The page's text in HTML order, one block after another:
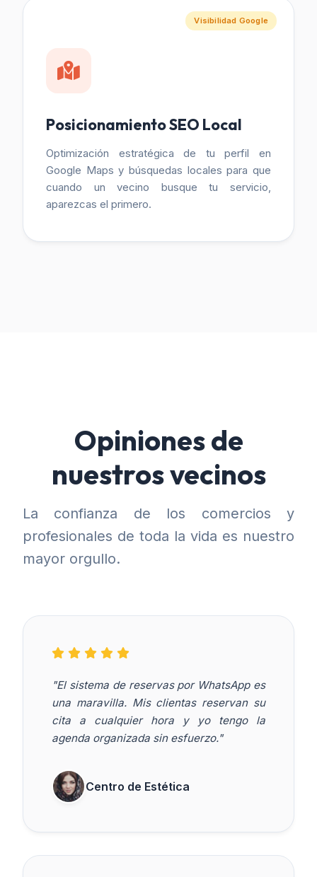
Visibilidad Google
Posicionamiento SEO Local
Optimización estratégica de tu perfil en
Google Maps y búsquedas locales para que
cuando un vecino busque tu servicio,
aparezcas el primero.
Opiniones de
nuestros vecinos
La confianza de los comercios y
profesionales de toda la vida es nuestro
mayor orgullo.
"El sistema de reservas por WhatsApp es
una maravilla. Mis clientas reservan su
cita a cualquier hora y yo tengo la
agenda organizada sin esfuerzo."
Centro de Estética